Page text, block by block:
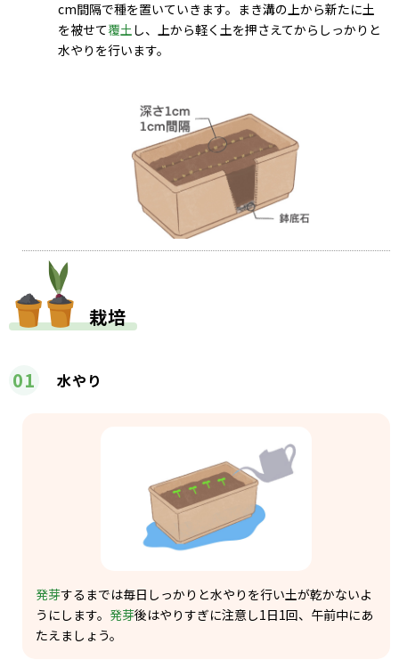
cm間隔で種を置いていきます。まき溝の上から新たに土
を被せて覆土 し、上から軽く土を押さえてからしっかりと
水やりを行います。
栽培
01 水やり
発芽するまでは毎日しっかりと水やりを行い土が乾かないよ
うにします。 発芽後はやりすぎに注意し1日1回、午前中にあ
たえましょう。